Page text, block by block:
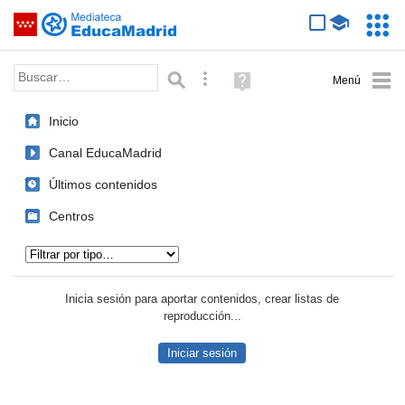
Saltar navegación
Palabra o frase: Búsqueda avanzada
Ayuda
(en
Inicio
Canal EducaMadrid
Últimos contenidos
Centros
Inicia sesión para aportar contenidos, crear listas de
reproducción...
Iniciar sesión